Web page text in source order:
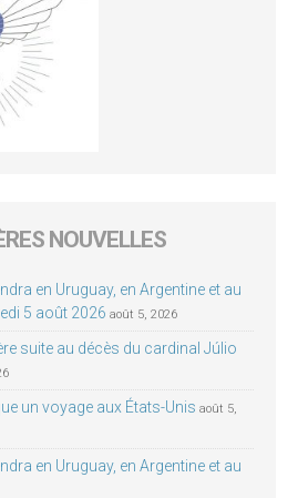
NOUVELLES
en Uruguay, en Argentine et au
5 août 2026 août 5, 2026
suite au décès du cardinal Júlio
un voyage aux États-Unis août 5,
en Uruguay, en Argentine et au